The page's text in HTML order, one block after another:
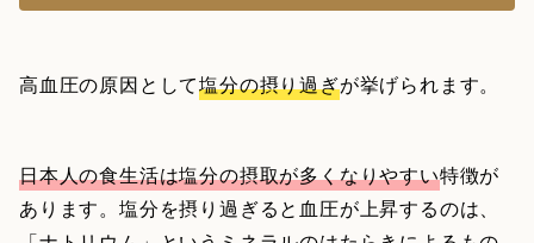
高血圧の原因として塩分の摂り過ぎが挙げられます。
日本人の食生活は塩分の摂取が多くなりやすい特徴が
あります。塩分を摂り過ぎると血圧が上昇するのは、